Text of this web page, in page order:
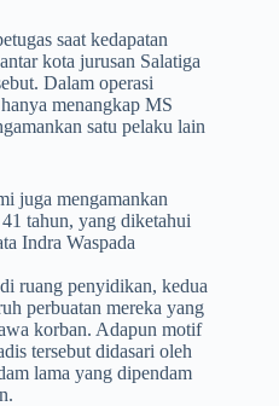
saat kedapatan
kota jurusan Salatiga
Dalam operasi
menangkap MS
satu pelaku lain
juga mengamankan
tahun, yang diketahui
Indra Waspada
ruang penyidikan, kedua
perbuatan mereka yang
korban. Adapun motif
tersebut didasari oleh
lama yang dipendam